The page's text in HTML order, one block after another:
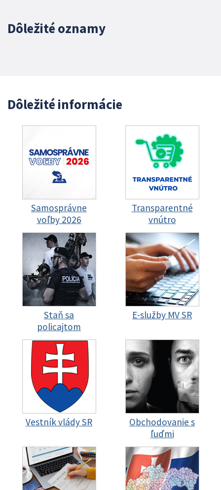
Dôležité oznamy
Dôležité informácie
Samosprávne
voľby 2026
Transparentné
vnútro
Staň sa
policajtom
E-služby MV SR
Vestník vlády SR
Obchodovanie s
ľuďmi